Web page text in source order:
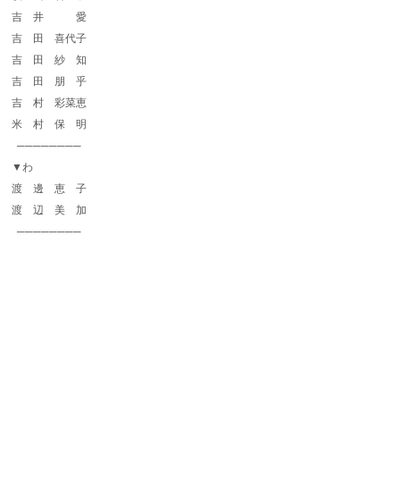
吉 井 愛
吉 田 喜代子
吉 田 紗 知
吉 田 朋 乎
吉 村 彩菜恵
米 村 保 明
────────
▼わ
渡 邊 恵 子
渡 辺 美 加
────────